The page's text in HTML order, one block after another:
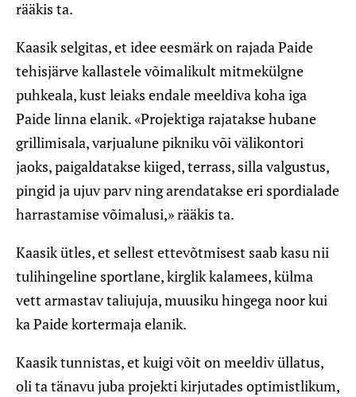
rääkis ta.
Kaasik selgitas, et idee eesmärk on rajada Paide
tehisjärve kallastele võimalikult mitmekülgne
puhkeala, kust leiaks endale meeldiva koha iga
Paide linna elanik. «Projektiga rajatakse hubane
grillimisala, varjualune pikniku või välikontori
jaoks, paigaldatakse kiiged, terrass, silla valgustus,
pingid ja ujuv parv ning arendatakse eri spordialade
harrastamise võimalusi,» rääkis ta.
Kaasik ütles, et sellest ettevõtmisest saab kasu nii
tulihingeline sportlane, kirglik kalamees, külma
vett armastav taliujuja, muusiku hingega noor kui
ka Paide kortermaja elanik.
Kaasik tunnistas, et kuigi võit on meeldiv üllatus,
oli ta tänavu juba projekti kirjutades optimistlikum,